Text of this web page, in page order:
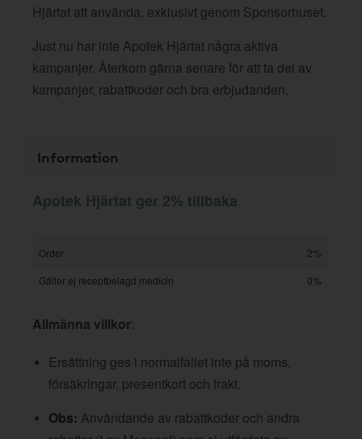
Hjärtat att använda, exklusivt genom Sponsorhuset.
Just nu har inte Apotek Hjärtat några aktiva
kampanjer. Återkom gärna senare för att ta del av
kampanjer, rabattkoder och bra erbjudanden.
Information
Apotek Hjärtat ger 2% tillbaka
Order
2%
Gäller ej receptbelagd medicin
0%
Allmänna villkor:
Ersättning ges i normalfallet inte på moms,
försäkringar, presentkort och frakt.
Obs: Användande av rabattkoder och andra